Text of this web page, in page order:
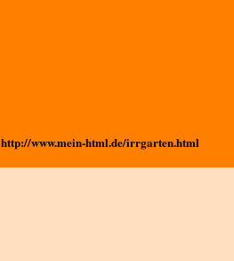
http://www.mein-html.de/irrgarten.html